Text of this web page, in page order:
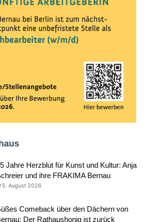
Jahre Herzblut für Kunst und Kultur: Anja
und ihre FRAKIMA Bernau
5. August 2026
Comeback über den Dächern von
Der Rathaushonig ist zurück